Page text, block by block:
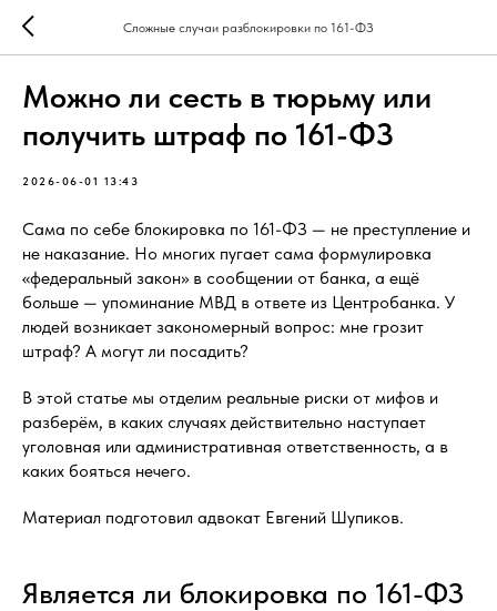
Сложные случаи разблокировки по 161-ФЗ
Можно ли сесть в тюрьму или
получить штраф по 161-ФЗ
2026-06-01 13:43
Сама по себе блокировка по 161-ФЗ — не преступление и
не наказание. Но многих пугает сама формулировка
«федеральный закон» в сообщении от банка, а ещё
больше — упоминание МВД в ответе из Центробанка. У
людей возникает закономерный вопрос: мне грозит
штраф? А могут ли посадить?
В этой статье мы отделим реальные риски от мифов и
разберём, в каких случаях действительно наступает
уголовная или административная ответственность, а в
каких бояться нечего.
Материал подготовил адвокат Евгений Шупиков.
Является ли блокировка по 161-ФЗ